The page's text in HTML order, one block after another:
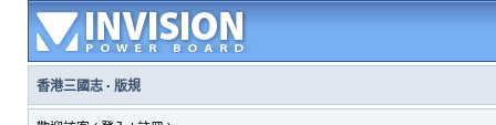
香港三國志· 版規